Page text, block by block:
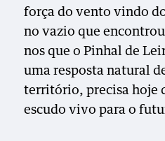
força do vento vindo
no vazio que
nos que o Pinhal de
uma resposta natural
território, precisa hoje
escudo vivo para o